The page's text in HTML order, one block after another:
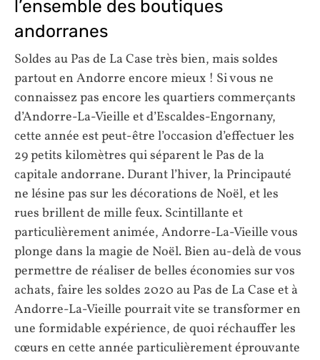
l’ensemble des boutiques
andorranes
Soldes au Pas de La Case très bien, mais soldes
partout en Andorre encore mieux ! Si vous ne
connaissez pas encore les quartiers commerçants
d’Andorre-La-Vieille et d’Escaldes-Engornany,
cette année est peut-être l’occasion d’effectuer les
29 petits kilomètres qui séparent le Pas de la
capitale andorrane. Durant l’hiver, la Principauté
ne lésine pas sur les décorations de Noël, et les
rues brillent de mille feux. Scintillante et
particulièrement animée, Andorre-La-Vieille vous
plonge dans la magie de Noël. Bien au-delà de vous
permettre de réaliser de belles économies sur vos
achats, faire les soldes 2020 au Pas de La Case et à
Andorre-La-Vieille pourrait vite se transformer en
une formidable expérience, de quoi réchauffer les
cœurs en cette année particulièrement éprouvante